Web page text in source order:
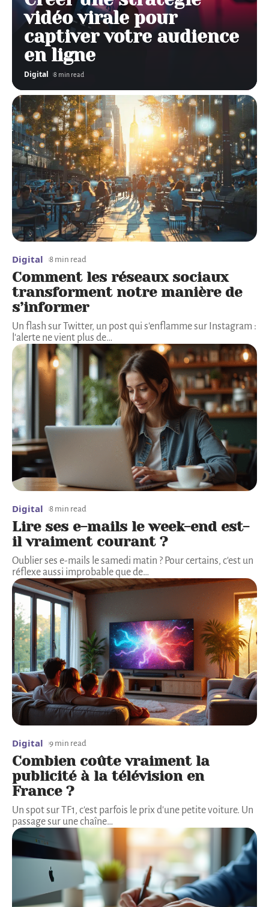
vidéo virale pour
captiver votre audience
en ligne
Digital 8 min read
Digital 8 min read
Comment les réseaux sociaux
transforment notre manière de
s’informer
Un flash sur Twitter, un post qui s'enflamme sur Instagram :
l'alerte ne vient plus de…
Digital 8 min read
Lire ses e-mails le week-end est-
il vraiment courant ?
Oublier ses e-mails le samedi matin ? Pour certains, c'est un
réflexe aussi improbable que de…
Digital 9 min read
Combien coûte vraiment la
publicité à la télévision en
France ?
Un spot sur TF1, c'est parfois le prix d'une petite voiture. Un
passage sur une chaîne…